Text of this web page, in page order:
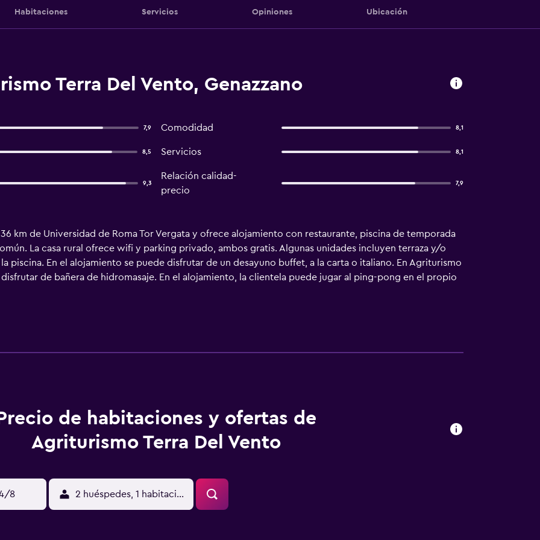
Habitaciones Servicios Opiniones Ubicación
Terra Del Vento, Genazzano
7,9 Comodidad 8,1
8,5 Servicios 8,1
9,3
Relación calidad-
precio
7,9
km de Universidad de Roma Tor Vergata y ofrece alojamiento con restaurante, piscina de temporada
La casa rural ofrece wifi y parking privado, ambos gratis. Algunas unidades incluyen terraza y/o
piscina. En el alojamiento se puede disfrutar de un desayuno buffet, a la carta o italiano. En Agriturismo
de bañera de hidromasaje. En el alojamiento, la clientela puede jugar al ping-pong en el propio
ciclismo en los alrededores. Estación de metro Anagnina está a 40 km del alojamiento, y Estación de
aeropuerto (Aeropuerto de Roma - Ciampino) está a 44 km.
de habitaciones y ofertas de
Agriturismo Terra Del Vento
8 2 huéspedes, 1 habitación